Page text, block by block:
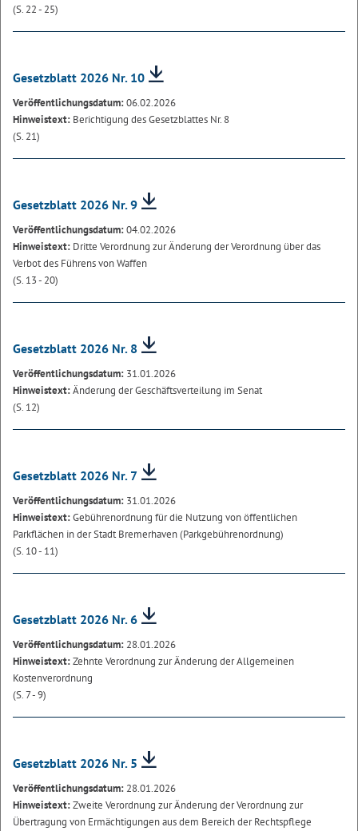
(S. 22 - 25)
Gesetzblatt 2026 Nr. 10
Veröffentlichungsdatum:06.02.2026
Hinweistext: Berichtigung des Gesetzblattes Nr. 8
(S. 21)
Gesetzblatt 2026 Nr. 9
Veröffentlichungsdatum:04.02.2026
Hinweistext: Dritte Verordnung zur Änderung der Verordnung über das
Verbot des Führens von Waffen
(S. 13 - 20)
Gesetzblatt 2026 Nr. 8
Veröffentlichungsdatum: 31.01.2026
Hinweistext:Änderung der Geschäftsverteilung im Senat
(S. 12)
Gesetzblatt 2026 Nr. 7
Veröffentlichungsdatum: 31.01.2026
Hinweistext:Gebührenordnung für die Nutzung von öffentlichen
Parkflächen in der Stadt Bremerhaven (Parkgebührenordnung)
(S. 10 - 11)
Gesetzblatt 2026 Nr. 6
Veröffentlichungsdatum: 28.01.2026
Hinweistext:Zehnte Verordnung zur Änderung der Allgemeinen
Kostenverordnung
(S. 7 - 9)
Gesetzblatt 2026 Nr. 5
Veröffentlichungsdatum: 28.01.2026
Hinweistext:Zweite Verordnung zur Änderung der Verordnung zur
Übertragung von Ermächtigungen aus dem Bereich der Rechtspflege